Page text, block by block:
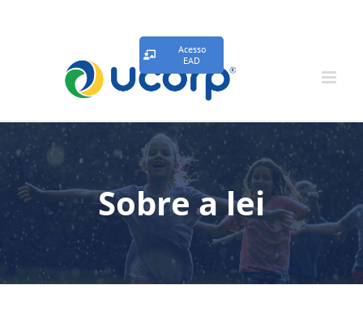
Acesso
EAD
Sobre a lei